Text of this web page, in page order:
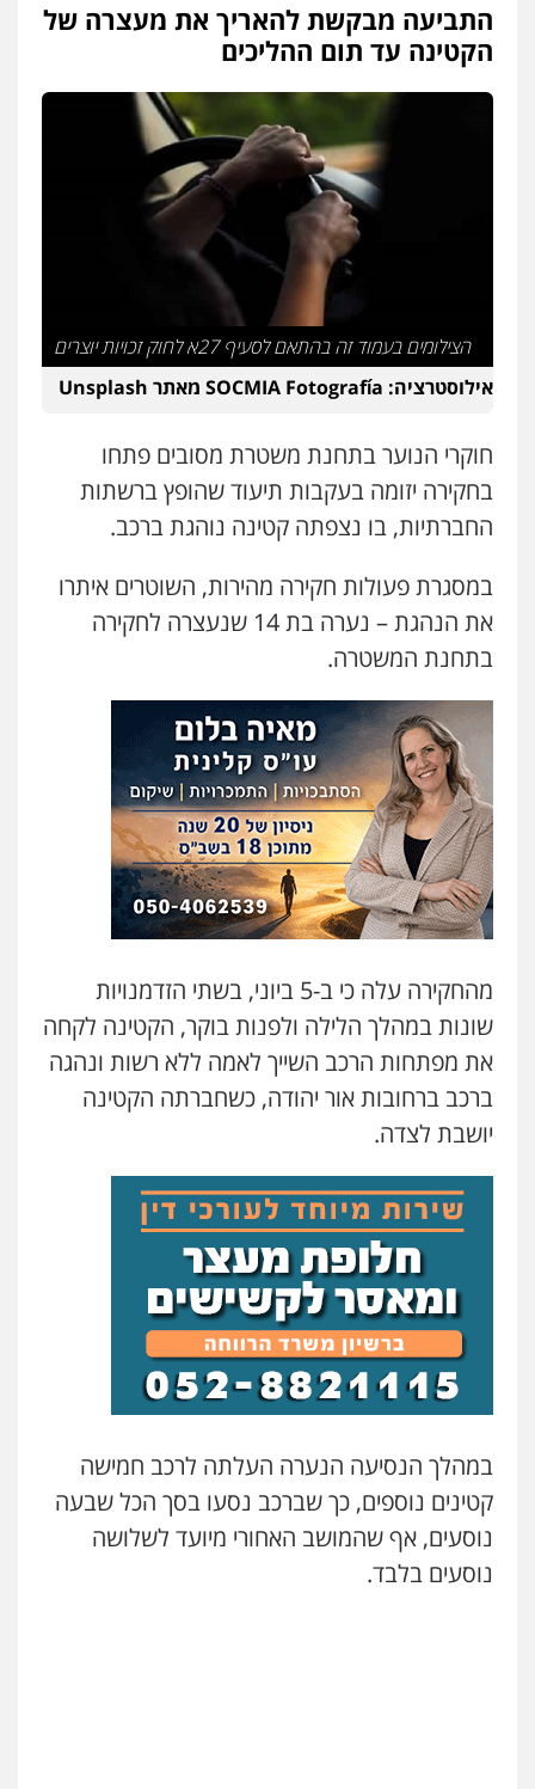
עו"ד מוחמד סביחאת
0525077716
סלימאן אבו שעירה – משרד עורכי דין
פלילי בטחוני
0547780927
דוד אפרים משרד עורכי דין
פלילי צווארון לבן מס הכנסה מע"מ
0506209859
עו"ד אשרף שחאדה
תעבורה
0549535659
עו"ד שנהב אילון
פלילי פשיעה חמורה חקירות ומעצרים
נוער עורכי דין לענייני אסירים תעבורה
0549475678
עו"ד אורנת קמרון
פלילי תעבורה עורכי דין לענייני אסירים
משפחה נוער
0505417090
עו"ד חמאדה מסרי
תעבורה
0526631970
עו"ד פיני פישלר
פלילי תעבורה מח"ש אזרחי כלכלי
0505234000
התביעה מבקשת להאריך את מעצרה של
הקטינה עד תום ההליכים
הצילומים בעמוד זה בהתאם לסעיף 27א לחוק זכויות יוצרים
אילוסטרציה: SOCMIA Fotografía מאתר Unsplash
חוקרי הנוער בתחנת משטרת מסובים פתחו
בחקירה יזומה בעקבות תיעוד שהופץ ברשתות
החברתיות, בו נצפתה קטינה נוהגת ברכב.
במסגרת פעולות חקירה מהירות, השוטרים איתרו
את הנהגת – נערה בת 14 שנעצרה לחקירה
בתחנת המשטרה.
מהחקירה עלה כי ב-5 ביוני, בשתי הזדמנויות
שונות במהלך הלילה ולפנות בוקר, הקטינה לקחה
את מפתחות הרכב השייך לאמה ללא רשות ונהגה
ברכב ברחובות אור יהודה, כשחברתה הקטינה
יושבת לצדה.
במהלך הנסיעה הנערה העלתה לרכב חמישה
קטינים נוספים, כך שברכב נסעו בסך הכל שבעה
נוסעים, אף שהמושב האחורי מיועד לשלושה
נוסעים בלבד.
עורך דין תמיר אלטיט
פלילי תעבורה
0545577862
לשעבר סגן מנהל המחלקה הפלילית
בפרקליטות המדינה
0506217994